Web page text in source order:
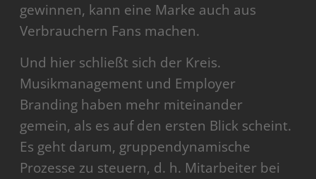
gewinnen, kann eine Marke auch aus
Verbrauchern Fans machen.
Und hier schließt sich der Kreis.
Musikmanagement und Employer
Branding haben mehr miteinander
gemein, als es auf den ersten Blick scheint.
Es geht darum, gruppendynamische
Prozesse zu steuern, d. h. Mitarbeiter bei